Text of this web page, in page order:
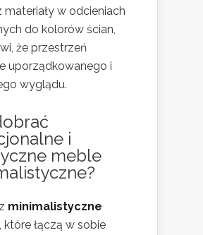
materiały w odcieniach
do kolorów ścian,
że przestrzeń
uporządkowanego i
wyglądu.
i
meble
minimalistyczne
, które łączą w sobie